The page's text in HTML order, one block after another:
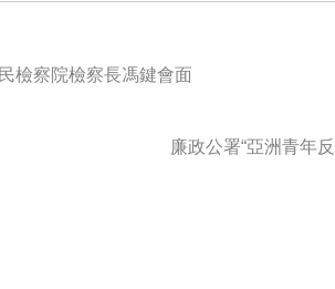
檢察院檢察長馮鍵會面
廉政公署“亞洲青年